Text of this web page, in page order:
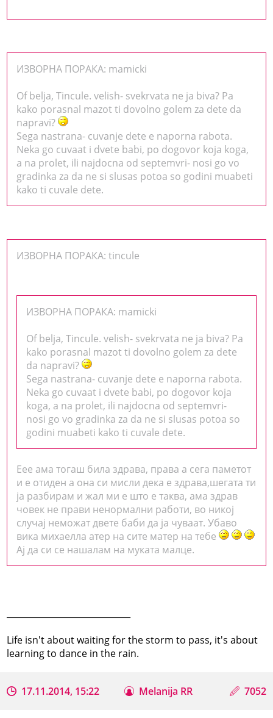
ИЗВОРНА ПОРАКА: mamicki
Of belja, Tincule. velish- svekrvata ne ja biva? Pa
kako porasnal mazot ti dovolno golem za dete da
napravi?
Sega nastrana- cuvanje dete e naporna rabota.
Neka go cuvaat i dvete babi, po dogovor koja koga,
a na prolet, ili najdocna od septemvri- nosi go vo
gradinka za da ne si slusas potoa so godini muabeti
kako ti cuvale dete.
ИЗВОРНА ПОРАКА: tincule
ИЗВОРНА ПОРАКА: mamicki
Of belja, Tincule. velish- svekrvata ne ja biva? Pa
kako porasnal mazot ti dovolno golem za dete
da napravi?
Sega nastrana- cuvanje dete e naporna rabota.
Neka go cuvaat i dvete babi, po dogovor koja
koga, a na prolet, ili najdocna od septemvri-
nosi go vo gradinka za da ne si slusas potoa so
godini muabeti kako ti cuvale dete.
Еее ама тогаш била здрава, права а сега паметот
и е отиден а она си мисли дека е здрава,шегата ти
ја разбирам и жал ми е што е таква, ама здрав
човек не прави ненормални работи, во никој
случај неможат двете баби да ја чуваат. Убаво
вика михаелла атер на сите матер на тебе
Ај да си се нашалам на муката малце.
Life isn't about waiting for the storm to pass, it's about
learning to dance in the rain.
17.11.2014, 15:22 Melanija RR 7052